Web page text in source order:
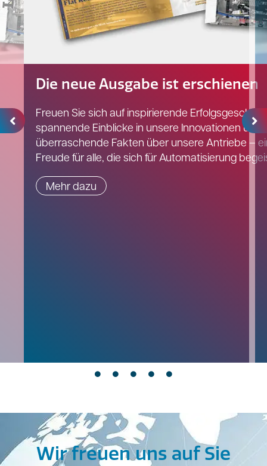
Die neue Ausgabe ist erschienen
Freuen Sie sich auf inspirierende
spannende Einblicke in unsere Innovationen und
überraschende Fakten über unsere Antriebe –
Freude für alle, die sich für Automatisierung
Mehr dazu
Wir freuen uns auf Sie